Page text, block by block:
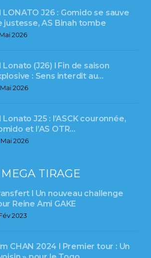
LONATO J26 : Gomido se sauve
justesse, AS Binah tombe
2026
Lonato (J26) l Fin de saison
: Sens interdit au…
2026
Lonato J25 : l’ASCK couronnée,
et l’AS OTR…
2026
MEGA TIRAGE
l Un nouveau challenge
Reine Ami GAKE
2023
CHAN 2024 l Premier tour : Un